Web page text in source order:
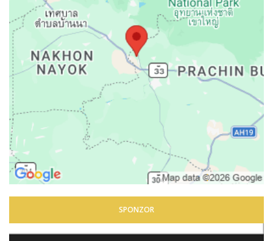
SPONZOR